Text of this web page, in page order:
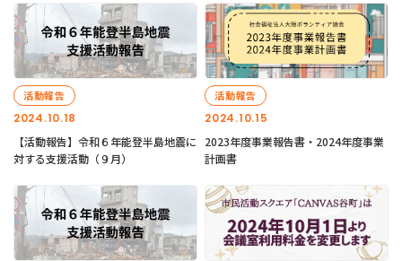
2024.10.18
活動報告
【活動報告】令和６年能登半島地震に
対する支援活動（９月）
2024.10.15
活動報告
2023年度事業報告書・2024年度事業
計画書